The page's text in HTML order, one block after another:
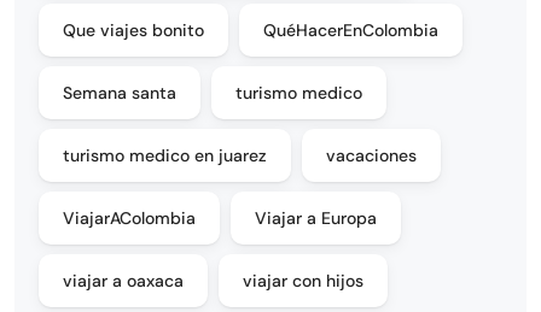
Que viajes bonito QuéHacerEnColombia
Semana santa turismo medico
turismo medico en juarez vacaciones
ViajarAColombia Viajar a Europa
viajar a oaxaca viajar con hijos